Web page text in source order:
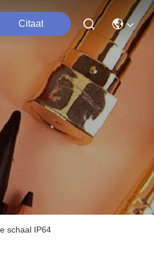
Citaat
schaal IP64